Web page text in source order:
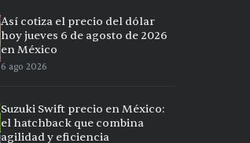
Así cotiza el precio del dólar
hoy jueves 6 de agosto de 2026
en México
6 ago 2026
Suzuki Swift precio en México:
el hatchback que combina
agilidad y eficiencia